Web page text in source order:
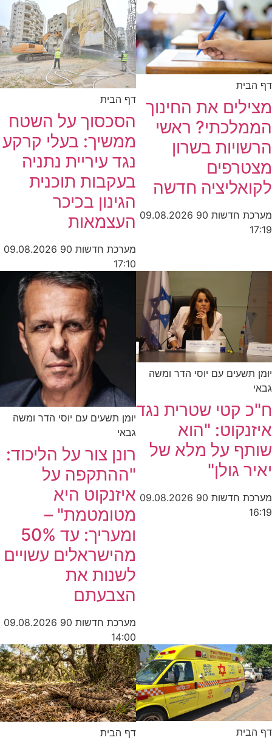
דף הבית
מצילים את החינוך
הממלכתי? ראשי
הרשויות בשרון
מצטרפים
לקואליציה חדשה
מערכת חדשות 90
09.08.2026
17:19
דף הבית
הסכסוך על השטח
ממשיך: בעלי קרקע
נגד עיריית נתניה
בעקבות תוכנית
הגינון בכיכר
העצמאות
מערכת חדשות 90
09.08.2026
17:10
יומן תשעים עם יוסי הדר ומשה
גבאי
ח"כ קטי שטרית נגד
איזנקוט: "הוא
שותף על מלא של
יאיר גולן"
מערכת חדשות 90
09.08.2026
16:19
יומן תשעים עם יוסי הדר ומשה
גבאי
רונן צור על הליכוד:
"ההתקפה על
איזנקוט היא
מטומטמת" –
ומעריך: עד 50%
מהישראלים עשויים
לשנות את
הצבעתם
מערכת חדשות 90
09.08.2026
14:00
דף הבית דף הבית